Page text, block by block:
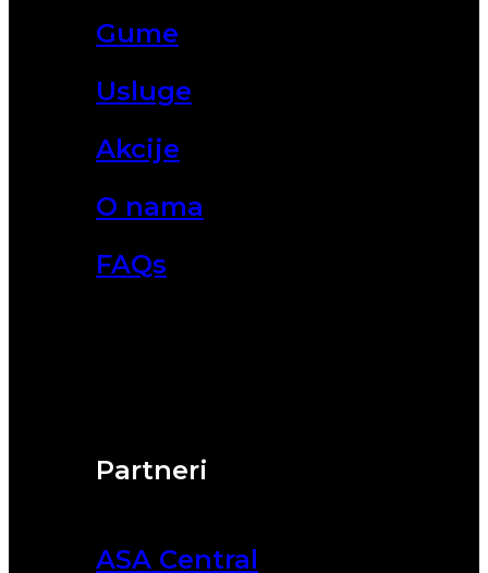
Partneri
ASA Central
Gume
Usluge
Akcije
O nama
FAQs